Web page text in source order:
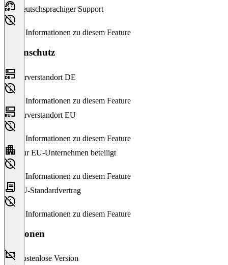
Deutschsprachiger Support
Keine Informationen zu diesem Feature
Datenschutz
Serverstandort DE
Keine Informationen zu diesem Feature
Serverstandort EU
Keine Informationen zu diesem Feature
Nur EU-Unternehmen beteiligt
Keine Informationen zu diesem Feature
EU-Standardvertrag
Keine Informationen zu diesem Feature
Versionen
Kostenlose Version